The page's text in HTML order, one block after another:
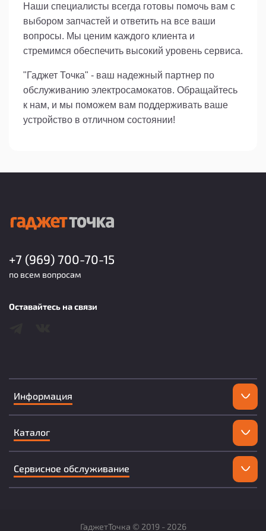
Наши специалисты всегда готовы помочь вам с
выбором запчастей и ответить на все ваши
вопросы. Мы ценим каждого клиента и
стремимся обеспечить высокий уровень сервиса.
"Гаджет Точка" - ваш надежный партнер по
обслуживанию электросамокатов. Обращайтесь
к нам, и мы поможем вам поддерживать ваше
устройство в отличном состоянии!
Информация
Каталог
Сервисное обслуживание
+7 (969) 700-70-15
по всем вопросам
Оставайтесь на связи
ГаджетТочка © 2019 - 2026